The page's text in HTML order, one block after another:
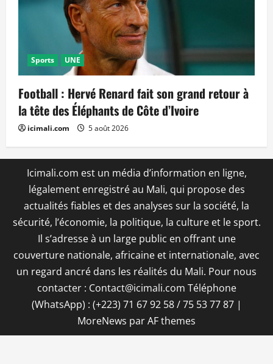
Sports UNE
Football : Hervé Renard fait son grand retour à
la tête des Éléphants de Côte d’Ivoire
icimali.com 5 août 2026
Icimali.com est un média d’information en ligne,
légalement enregistré au Mali, qui propose des
actualités fiables et des analyses sur la société, la
sécurité, l’économie, la politique, la culture et le sport.
Il s’adresse à un large public en offrant une
couverture nationale, africaine et internationale, avec
un regard ancré dans les réalités du Mali. Pour nous
contacter : Contact@icimali.com Téléphone
(WhatsApp) : (+223) 71 67 92 58 / 75 53 77 87 |
MoreNews par AF themes